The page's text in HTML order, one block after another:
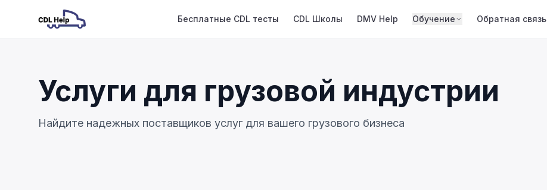
Бесплатные CDL тесты CDL Школы DMV Help Обучение Обратная связь
Услуги для грузовой индустрии
Найдите надежных поставщиков услуг для вашего грузового бизнеса